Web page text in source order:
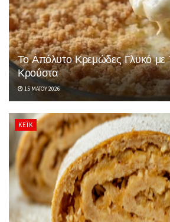
Το Απόλυτο Κρεμώδες Γλυκό με
Κρούστα
15 ΜΑΪ́ΟΥ 2026
ΚΈΙΚ